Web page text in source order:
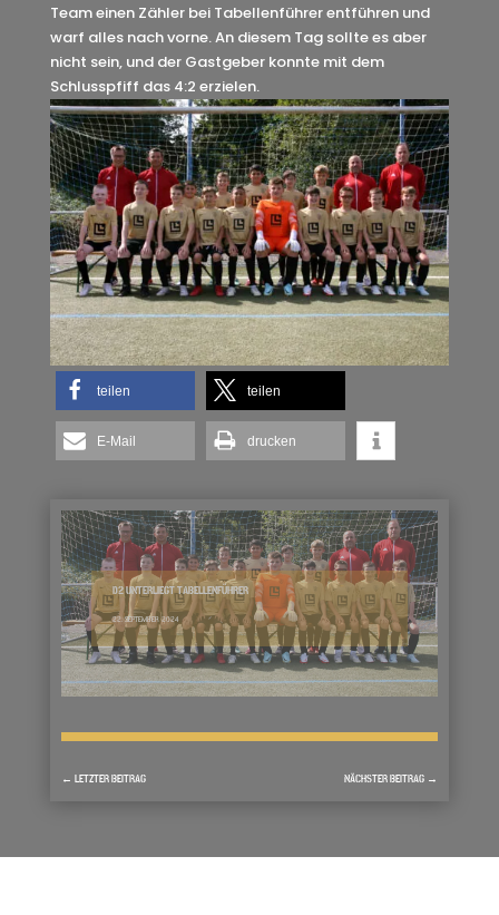
Team einen Zähler bei Tabellenführer entführen und
warf alles nach vorne. An diesem Tag sollte es aber
nicht sein, und der Gastgeber konnte mit dem
Schlusspfiff das 4:2 erzielen.
teilen teilen
E-Mail drucken
D2 UNTERLIEGT TABELLENFÜHRER
22. SEPTEMBER 2024
← LETZTER BEITRAG NÄCHSTER BEITRAG →